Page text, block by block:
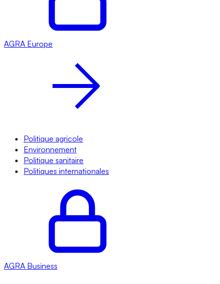
AGRA Europe
Politique agricole
Environnement
Politique sanitaire
Politiques internationales
AGRA Business